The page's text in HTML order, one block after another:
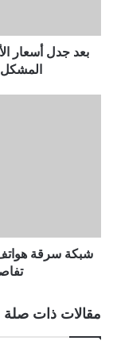
بعد جدل أسعار
المشكل
شبكة سرقة
مقالات ذات صلة